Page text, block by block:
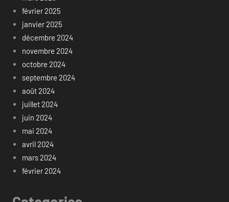
février 2025
janvier 2025
décembre 2024
novembre 2024
octobre 2024
septembre 2024
août 2024
juillet 2024
juin 2024
mai 2024
avril 2024
mars 2024
février 2024